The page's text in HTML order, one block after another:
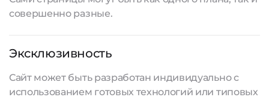
совершенно разные.
Эксклюзивность
Сайт может быть разработан индивидуально с
использованием готовых технологий или типовых